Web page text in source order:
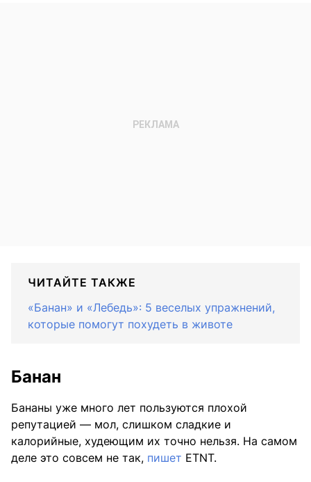
ЧИТАЙТЕ ТАКЖЕ
«Банан» и «Лебедь»: 5 веселых упражнений,
которые помогут похудеть в животе
Банан
Бананы уже много лет пользуются плохой
репутацией — мол, слишком сладкие и
калорийные, худеющим их точно нельзя. На самом
деле это совсем не так, пишет ETNT.